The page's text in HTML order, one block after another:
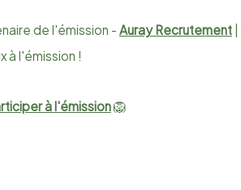
de l'émission - Auray Recrutement|
à l'émission !
à l'émission🦁